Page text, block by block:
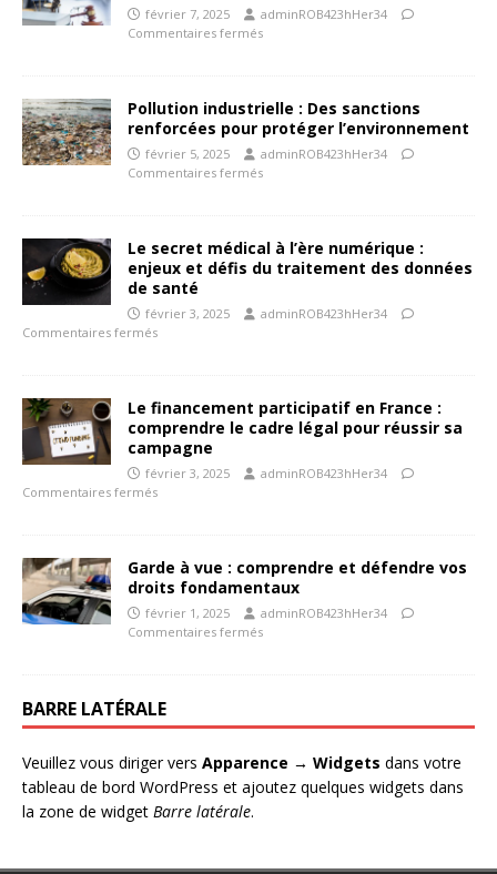
février 7, 2025
adminROB423hHer34
Commentaires fermés
Pollution industrielle : Des sanctions
renforcées pour protéger l’environnement
février 5, 2025
adminROB423hHer34
Commentaires fermés
Le secret médical à l’ère numérique :
enjeux et défis du traitement des données
de santé
février 3, 2025
adminROB423hHer34
Commentaires fermés
Le financement participatif en France :
comprendre le cadre légal pour réussir sa
campagne
février 3, 2025
adminROB423hHer34
Commentaires fermés
Garde à vue : comprendre et défendre vos
droits fondamentaux
février 1, 2025
adminROB423hHer34
Commentaires fermés
BARRE LATÉRALE
Veuillez vous diriger vers Apparence → Widgets dans votre
tableau de bord WordPress et ajoutez quelques widgets dans
la zone de widget Barre latérale.